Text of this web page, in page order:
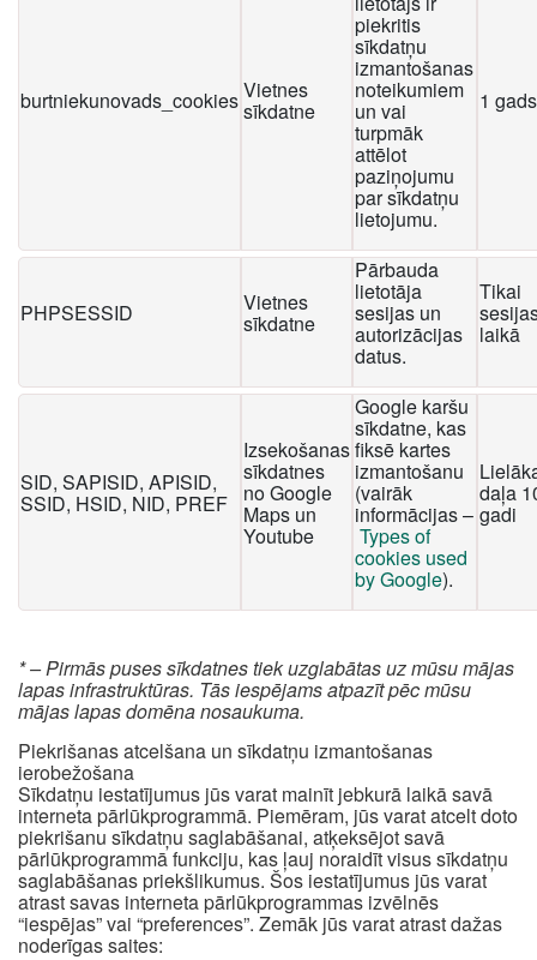
burtniekunovads_cookiesVietnes
sīkdatne
piekritis
sīkdatņu
izmantošanas
noteikumiem
un vai
turpmāk
attēlot
paziņojumu
par sīkdatņu
lietojumu.
1 gads
PHPSESSID Vietnes
sīkdatne
Pārbauda
lietotāja
sesijas un
autorizācijas
datus.
Tikai
laikā
SID, SAPISID, APISID,
SSID, HSID, NID, PREF
Izsekošanas
sīkdatnes
no Google
Maps un
Youtube
Google karšu
sīkdatne, kas
fiksē kartes
izmantošanu
(vairāk
informācijas –
Types of
cookies used
by Google).
daļa
gadi
* – Pirmās puses sīkdatnes tiek uzglabātas uz mūsu mājas
lapas infrastruktūras. Tās iespējams atpazīt pēc mūsu
mājas lapas domēna nosaukuma.
Piekrišanas atcelšana un sīkdatņu izmantošanas
ierobežošana
Sīkdatņu iestatījumus jūs varat mainīt jebkurā laikā savā
interneta pārlūkprogrammā. Piemēram, jūs varat atcelt doto
piekrišanu sīkdatņu saglabāšanai, atķeksējot savā
pārlūkprogrammā funkciju, kas ļauj noraidīt visus sīkdatņu
saglabāšanas priekšlikumus. Šos iestatījumus jūs varat
atrast savas interneta pārlūkprogrammas izvēlnēs
“iespējas” vai “preferences”. Zemāk jūs varat atrast dažas
noderīgas saites: